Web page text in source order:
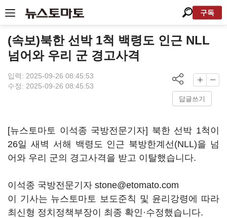
구독
(속보)북한 선박 1척 백령도 인근 NLL
넘어와 우리 군 경고사격
입력: 2025-09-26 08:45:53
수정: 2025-09-26 08:45:53
답글쓰기
[뉴스토마토 이석종 국방전문기자] 북한 선박 1척이
26일 새벽 서해 백령도 인근 북방한계선(NLL)을 넘
어와 우리 군의 경고사격을 받고 이탈했습니다.
이석종 국방전문기자 stone@etomato.com
이 기사는 뉴스토마토 보도준칙 및 윤리강령에 따라
최신형 정치정책부장이 최종 확인·수정했습니다.